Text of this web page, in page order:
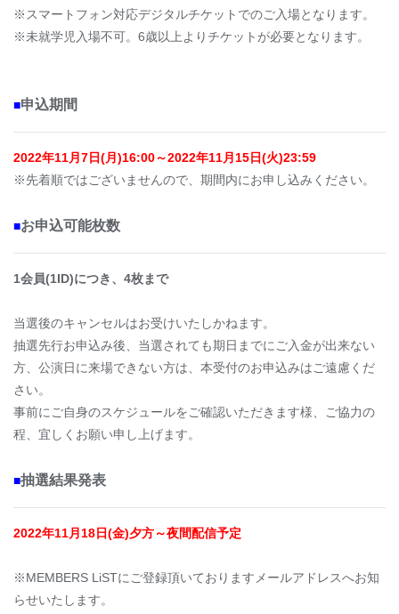
※スマートフォン対応デジタルチケットでのご入場となります。
※未就学児入場不可。6歳以上よりチケットが必要となります。
■申込期間
2022年11月7日(月)16:00～2022年11月15日(火)23:59
※先着順ではございませんので、期間内にお申し込みください。
■お申込可能枚数
1会員(1ID)につき、4枚まで
当選後のキャンセルはお受けいたしかねます。
抽選先行お申込み後、当選されても期日までにご入金が出来ない
方、公演日に来場できない方は、本受付のお申込みはご遠慮くだ
さい。
事前にご自身のスケジュールをご確認いただきます様、ご協力の
程、宜しくお願い申し上げます。
■抽選結果発表
2022年11月18日(金)夕方～夜間配信予定
※MEMBERS LiSTにご登録頂いておりますメールアドレスへお知
らせいたします。